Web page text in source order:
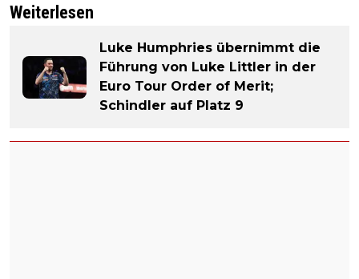
Weiterlesen
Luke Humphries übernimmt die
Führung von Luke Littler in der
Euro Tour Order of Merit;
Schindler auf Platz 9